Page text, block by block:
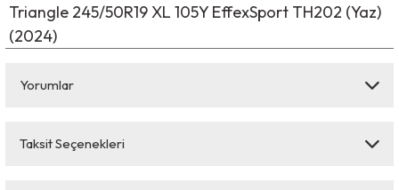
Triangle 245/50R19 XL 105Y EffexSport TH202 (Yaz)
(2024)
Yorumlar
Bu ürüne ilk yorumu siz yapın!
Taksit Seçenekleri